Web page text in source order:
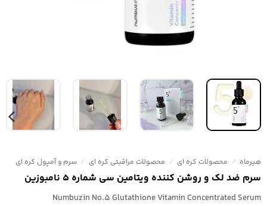
هیرماه / محصولات کره ای / محصولات مراقبتی کره ای / سرم و آمپول کره ای
سرم ضد لک و روشن کننده ویتامین سی شماره 5 نامبوزین
Numbuzin No.5 Glutathione Vitamin Concentrated Serum